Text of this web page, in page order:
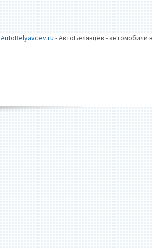
AutoBelyavcev.ru - АвтоБелявцев - автомобили